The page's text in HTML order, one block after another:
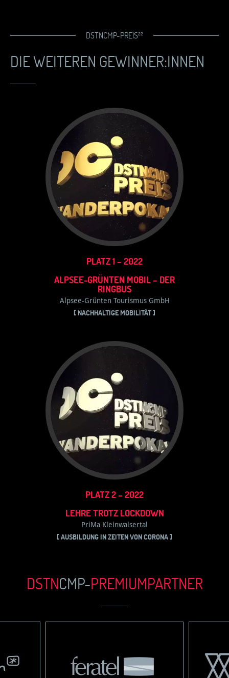
DSTNCMP-PREIS²²
DIE WEITEREN GEWINNER:INNEN
PLATZ 1 – 2022
ALPSEE-GRÜNTEN MOBIL – DER
RINGBUS
Alpsee-Grünten Tourismus GmbH
[ NACHHALTIGE MOBILITÄT ]
PLATZ 2 – 2022
LEHRE TROTZ LOCKDOWN
PriMa Kleinwalsertal
[ AUSBILDUNG IN ZEITEN VON CORONA ]
DSTNCMP-PREMIUMPARTNER